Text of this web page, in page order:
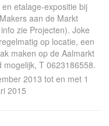
en etalage-expositie bij
aan de Markt
zie Projecten). Joke
op locatie, een
maken op de Aalmarkt
mogelijk, T 0623186558.
2013 tot en met 1
2015